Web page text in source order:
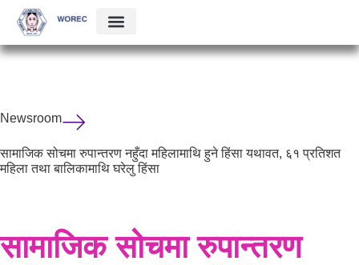
Newsroom
सामाजिक सोचमा रुपान्तरण नहुँदा महिलामाथि हुने हिंसा यथावत, ६१ प्रतिशत
महिला तथा बालिकामाथि घरेलु हिंसा
सामाजिक सोचमा रुपान्तरण